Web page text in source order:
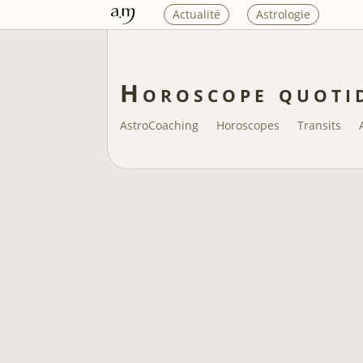
Actualité Astrologie
Horoscope
AstroCoaching Horoscopes Transits